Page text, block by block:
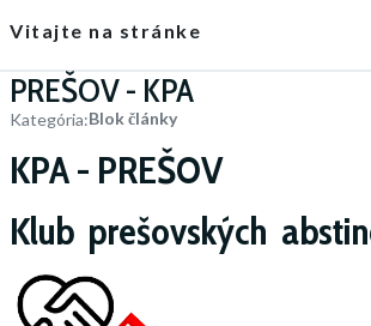
Vitajte na stránke
PREŠOV - KPA
Kategória:Blok články
KPA - PREŠOV
Klub prešovských